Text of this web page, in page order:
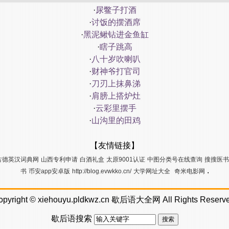
·尿鳖子打酒
·讨饭的摆酒席
·黑泥鳅钻进金鱼缸
·瞎子跳高
·八十岁吹喇叭
·财神爷打官司
·刀刃上抹鼻涕
·肩膀上搭炉灶
·云彩里摆手
·山沟里的田鸡
【友情链接】
德英汉词典网 山西专利申请 白酒礼盒 太原9001认证 中图分类号在线查询 搜搜医书
书 币安app安卓版 http://blog.evwkko.cn/ 大学网址大全 奇米电影网.
©xiehouyu.pldkwz.cn 歇后语大全网All Rights
歇后语搜索